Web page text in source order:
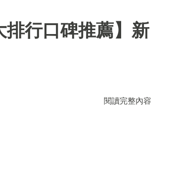
排行口碑推薦】新
閱讀完整內容